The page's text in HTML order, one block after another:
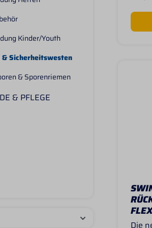
Kinder/Youth
Sicherheitswesten
& Sporenriemen
& PFLEGE
von
ist
Die